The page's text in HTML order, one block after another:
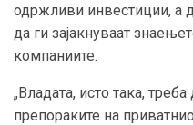
одржливи инвестиции, а
да ги зајакнуваат
компаниите.
„Владата, исто така,
препораките на